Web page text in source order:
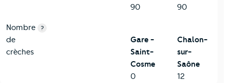
90
90
Nombre
de
crèches
?
Gare -
Saint-
Cosme
0
Chalon-
sur-
Saône
12